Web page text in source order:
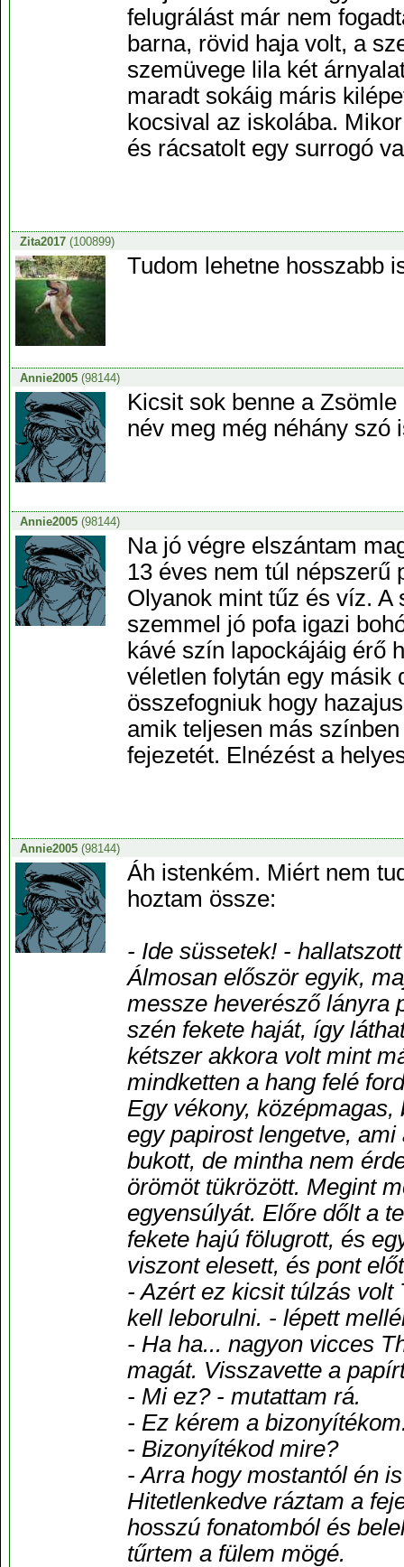
felugrálást már nem
barna, rövid haja volt, a
szemüvege lila két
maradt sokáig máris
kocsival az iskolába.
és rácsatolt egy surrogó
Zita2017(100899)
Tudom lehetne hosszabb
Annie2005(98144)
Kicsit sok benne a
név meg még néhány szó
Annie2005(98144)
Na jó végre elszántam
13 éves nem túl népszerű
Olyanok mint tűz és víz. A
szemmel jó pofa igazi
kávé szín lapockájáig érő
véletlen folytán egy másik
összefogniuk hogy
amik teljesen más
fejezetét. Elnézést a
Annie2005(98144)
Áh istenkém. Miért nem
hoztam össze:
- Ide süssetek! -
Álmosan először egyik,
messze heverésző lányra
szén fekete haját, így
kétszer akkora volt mint
mindketten a hang felé
Egy vékony,
egy papirost lengetve,
bukott, de mintha nem
örömöt tükrözött. Megint
egyensúlyát. Előre dőlt a
fekete hajú fölugrott, és
viszont elesett, és pont
- Azért ez kicsit túlzás volt
kell leborulni. - lépett
- Ha ha... nagyon vicces
magát. Visszavette a
- Mi ez? - mutattam rá.
- Ez kérem a
- Bizonyítékod mire?
- Arra hogy mostantól én
Hitetlenkedve ráztam a
hosszú fonatomból és
tűrtem a fülem mögé.